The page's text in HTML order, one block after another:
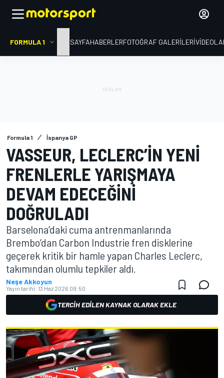
FORMULA 1 ANA SAYFAHABERLERFOTOĞRAF GALERILERI
Formula 1 İspanya GP
VASSEUR, LECLERC’IN YENI
FRENLERLE YARIŞMAYA
DEVAM EDECEĞINI
DOĞRULADI
Barselona’daki cuma antrenmanlarında
Brembo’dan Carbon Industrie fren disklerine
geçerek kritik bir hamle yapan Charles Leclerc,
takımından olumlu tepkiler aldı.
Neşe Akkoyun
Yayın tarihi: 13 Haz 2026 09:50
TERCIH EDILEN KAYNAK OLARAK EKLE